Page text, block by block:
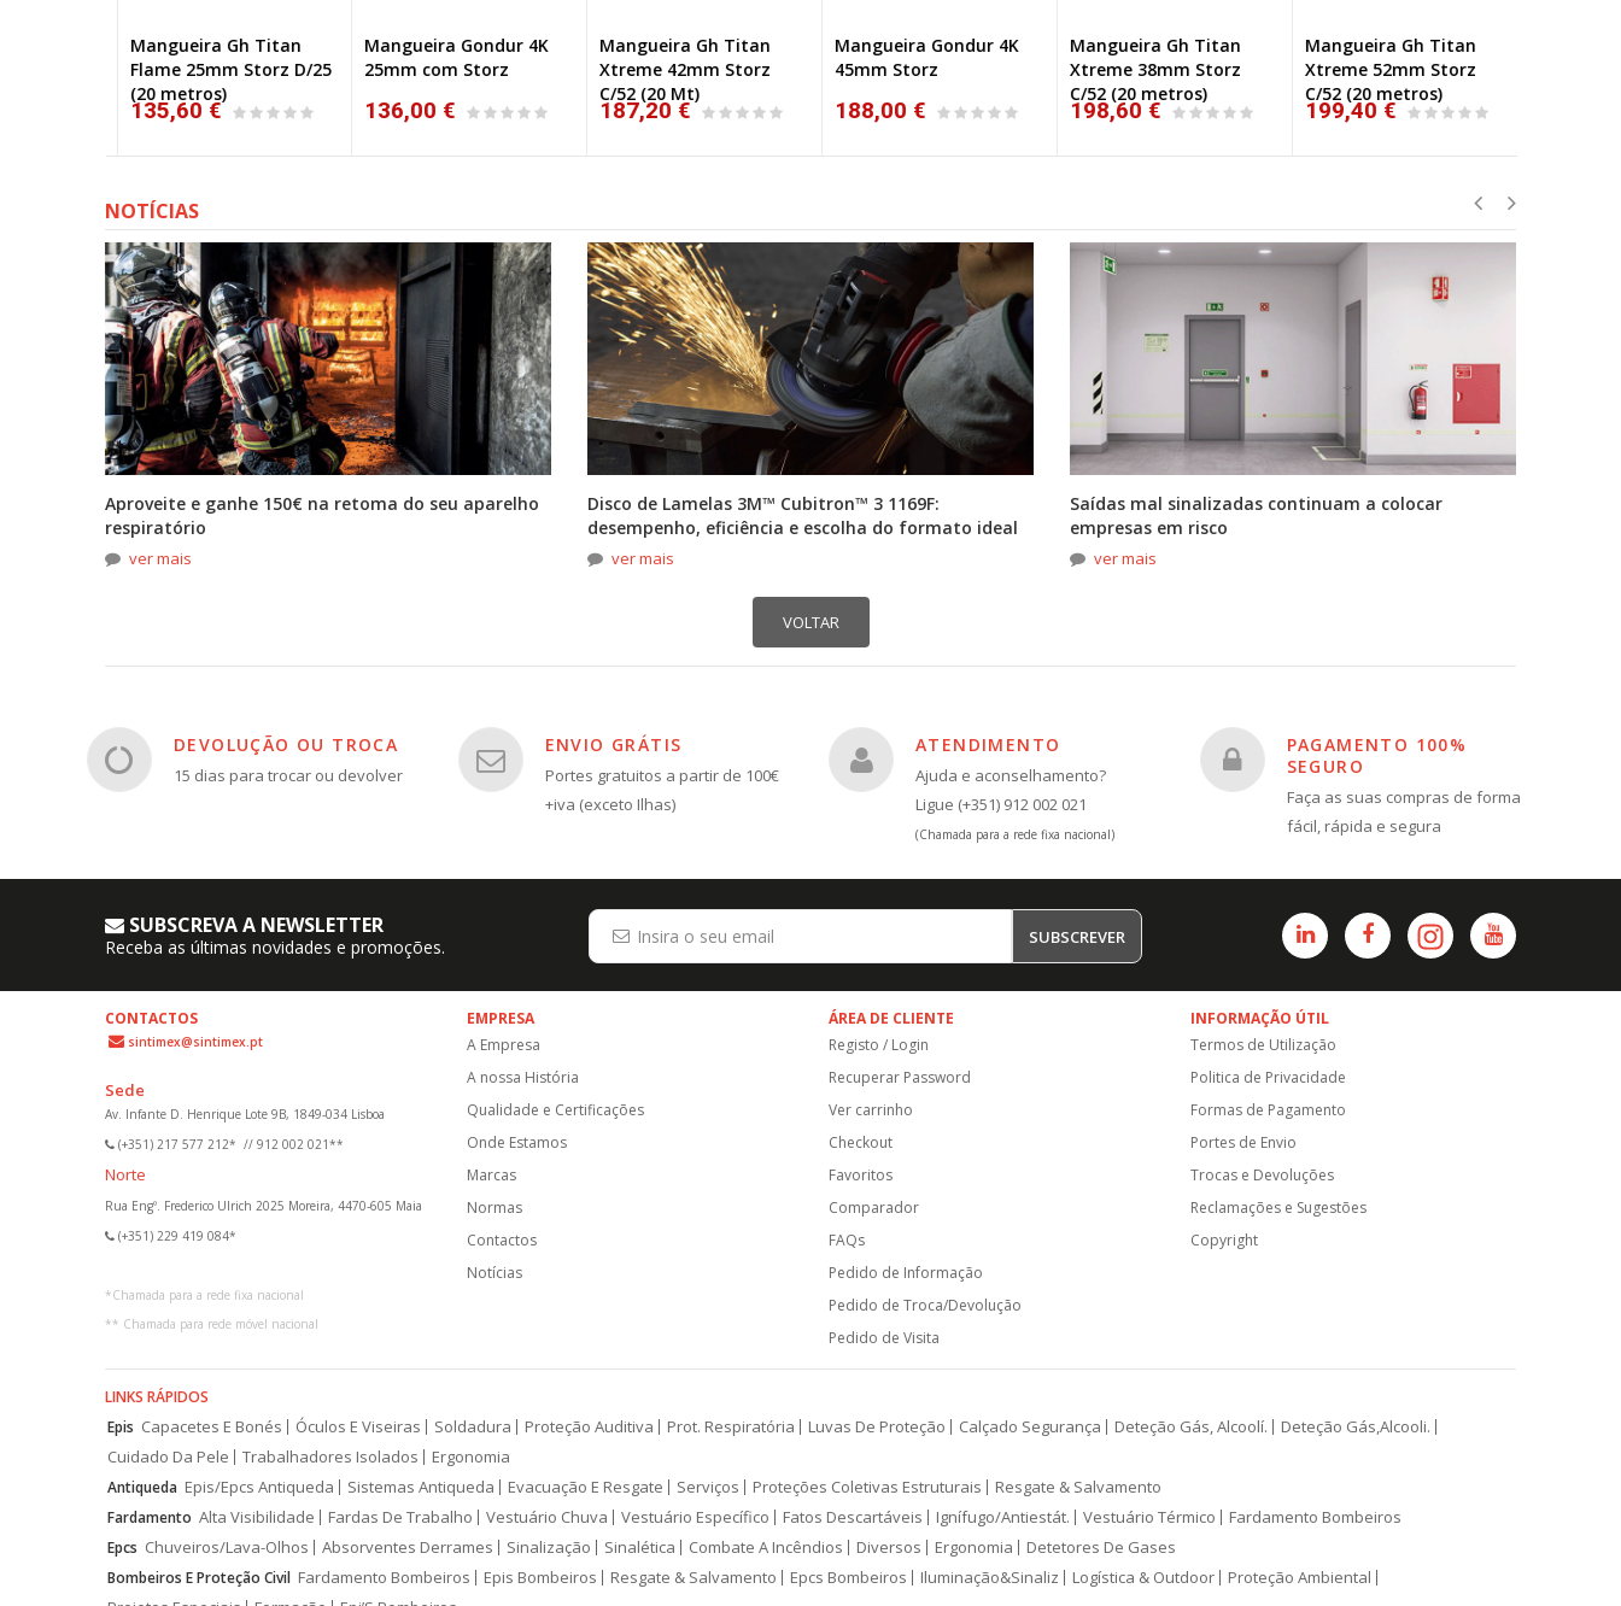
Mangueira Gh Titan
Flame 25mm Storz D/25
(20 metros)
135,60 €
Mangueira Gondur 4K
25mm com Storz
136,00 €
Mangueira Gh Titan
Xtreme 42mm Storz
C/52 (20 Mt)
187,20 €
Mangueira Gondur 4K
45mm Storz
188,00 €
Mangueira Gh Titan
Xtreme 38mm Storz
C/52 (20 metros)
198,60 €
Mangueira Gh Titan
Xtreme 52mm Storz
C/52 (20 metros)
199,40 €
NOTÍCIAS
Aproveite e ganhe 150€ na retoma do seu aparelho
respiratório
ver mais
Disco de Lamelas 3M™ Cubitron™ 3 1169F:
desempenho, eficiência e escolha do formato ideal
ver mais
Saídas mal sinalizadas continuam a colocar
empresas em risco
ver mais
DEVOLUÇÃO OU TROCA
15 dias para trocar ou devolver
ENVIO GRÁTIS
Portes gratuitos a partir de 100€
+iva (exceto Ilhas)
ATENDIMENTO
Ajuda e aconselhamento?
Ligue (+351) 912 002 021
(Chamada para a rede fixa nacional)
PAGAMENTO 100%
SEGURO
Faça as suas compras de forma
fácil, rápida e segura
SUBSCREVA A NEWSLETTER
Receba as últimas novidades e promoções. SUBSCREVER
CONTACTOS
sintimex@sintimex.pt
Sede
Av. Infante D. Henrique Lote 9B, 1849-034 Lisboa
(+351) 217 577 212* // 912 002 021**
Norte
Rua Engº. Frederico Ulrich 2025 Moreira, 4470-605 Maia
(+351) 229 419 084*
*Chamada para a rede fixa nacional
** Chamada para rede móvel nacional
EMPRESA
A Empresa
A nossa História
Qualidade e Certificações
Onde Estamos
Marcas
Normas
Contactos
Notícias
ÁREA DE CLIENTE
Registo / Login
Recuperar Password
Ver carrinho
Checkout
Favoritos
Comparador
FAQs
Pedido de Informação
Pedido de Troca/Devolução
Pedido de Visita
INFORMAÇÃO ÚTIL
Termos de Utilização
Politica de Privacidade
Formas de Pagamento
Portes de Envio
Trocas e Devoluções
Reclamações e Sugestões
Copyright
LINKS RÁPIDOS
Epis Capacetes E Bonés Óculos E Viseiras Soldadura Proteção Auditiva Prot. Respiratória Luvas De Proteção Calçado Segurança Deteção Gás, Alcoolí.
Deteção Gás,Alcooli.
Cuidado Da Pele
Trabalhadores Isolados Ergonomia
Antiqueda Epis/Epcs Antiqueda Sistemas Antiqueda Evacuação E Resgate Serviços Proteções Coletivas Estruturais Resgate & Salvamento
Fardamento Alta Visibilidade Fardas De Trabalho Vestuário Chuva Vestuário Específico Fatos Descartáveis Ignífugo/Antiestát. Vestuário Térmico Fardamento Bombeiros
Epcs Chuveiros/Lava-Olhos Absorventes Derrames Sinalização Sinalética Combate A Incêndios Diversos Ergonomia Detetores De Gases
Bombeiros E Proteção Civil Fardamento Bombeiros Epis Bombeiros Resgate & Salvamento Epcs Bombeiros Iluminação&Sinaliz Logística & Outdoor
Proteção Ambiental